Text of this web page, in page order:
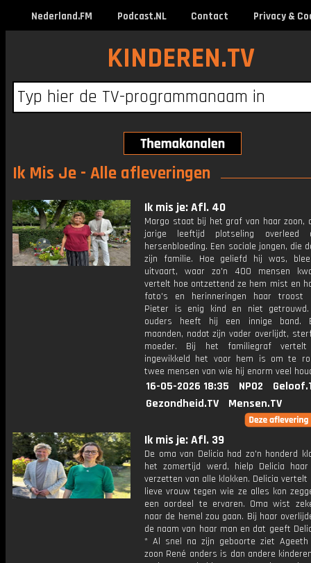
Nederland.FM Podcast.NL Contact Privacy &
KINDEREN.TV
Ik Mis Je - Alle afleveringen
Ik mis je: Afl. 40
Margo staat bij het graf van haar zoon,
jarige leeftijd plotseling overleed
hersenbloeding. Een sociale jongen, die
zijn familie. Hoe geliefd hij was,
uitvaart, waar zo'n 400 mensen
vertelt hoe ontzettend ze hem mist en
foto's en herinneringen haar troost
Pieter is enig kind en niet
ouders heeft hij een innige band.
maanden, nadat zijn vader overlijdt,
moeder. Bij het familiegraf
ingewikkeld het voor hem is om te
twee mensen van wie hij enorm veel
16-05-2026 18:35 NPO2
Gezondheid.TV
Mensen.TV
Ik mis je: Afl. 39
De oma van Delicia had zo'n honderd
het zomertijd werd, hielp Delicia
verzetten van alle klokken. Delicia vertelt
lieve vrouw tegen wie ze alles kon
een oordeel te ervaren. Oma wist
naar de hemel zou gaan. Bij haar
de naam van haar man en dat geeft
* Al snel na zijn geboorte ziet
zoon René anders is dan andere